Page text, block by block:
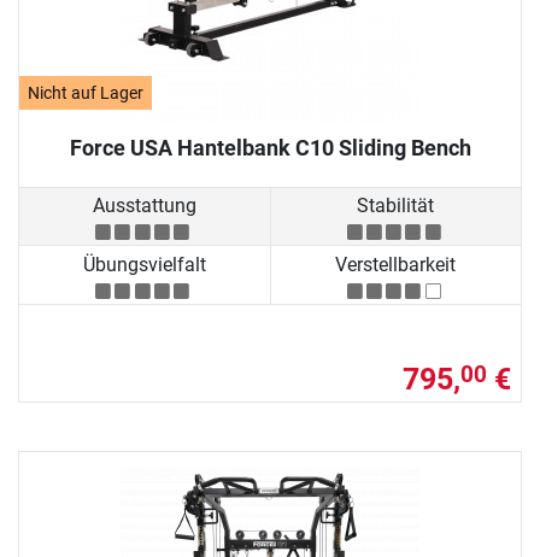
Nicht auf Lager
Force USA Hantelbank C10 Sliding Bench
Ausstattung Stabilität
Übungsvielfalt Verstellbarkeit
795,00 €